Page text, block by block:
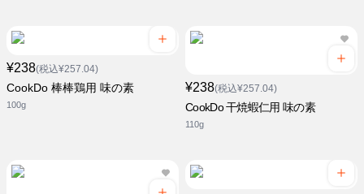
¥238(税込¥257.04)
CookDo 棒棒鶏用 味の素
100g
¥238(税込¥257.04)
CookDo 干焼蝦仁用 味の素
110g